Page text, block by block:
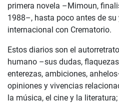
primera novela –Mimoun,
1988–, hasta poco antes de
internacional con Crematorio.
Estos diarios son el
humano –sus dudas,
enterezas, ambiciones,
opiniones y vivencias
la música, el cine y la